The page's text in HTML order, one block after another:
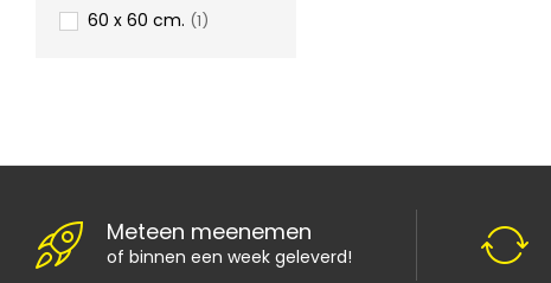
60 x 60 cm. (1)
Meteen meenemen
of binnen een week geleverd!